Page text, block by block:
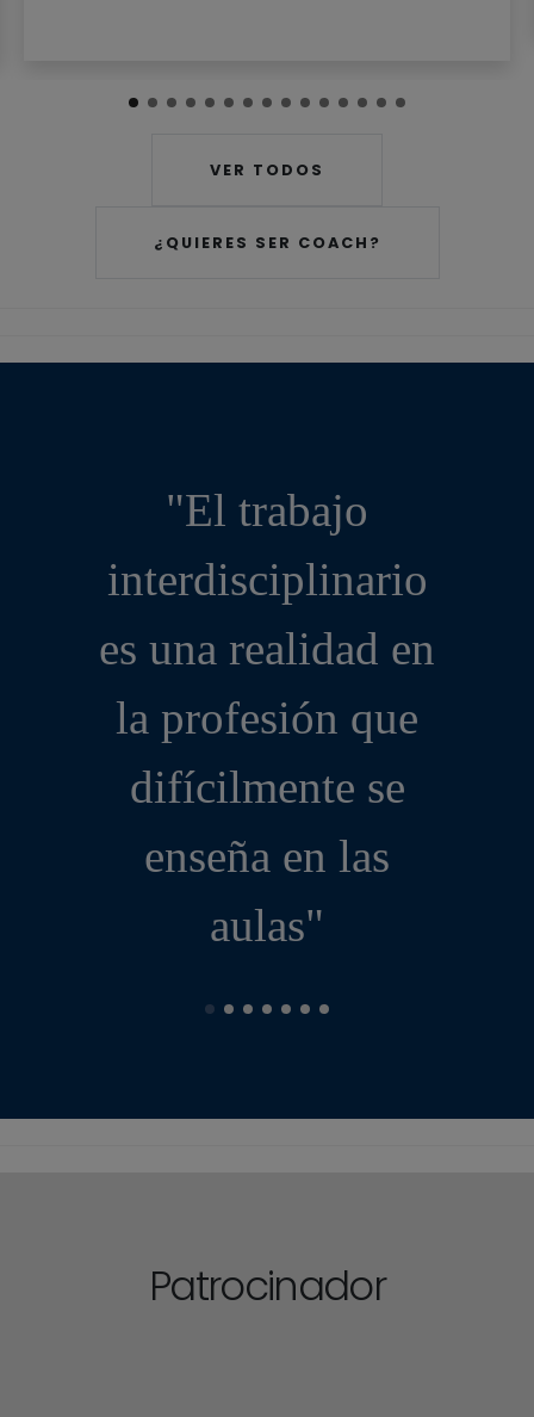
VER TODOS
¿QUIERES SER COACH?
"El trabajo
interdisciplinario
es una realidad en
la profesión que
difícilmente se
enseña en las
aulas"
Patrocinador